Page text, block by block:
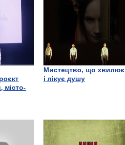
місто-
Мистецтво, що хвилює
і лікує душу